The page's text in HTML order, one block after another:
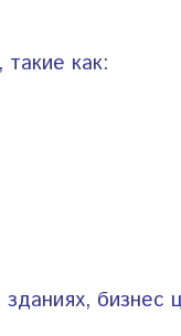
как:
бизнес